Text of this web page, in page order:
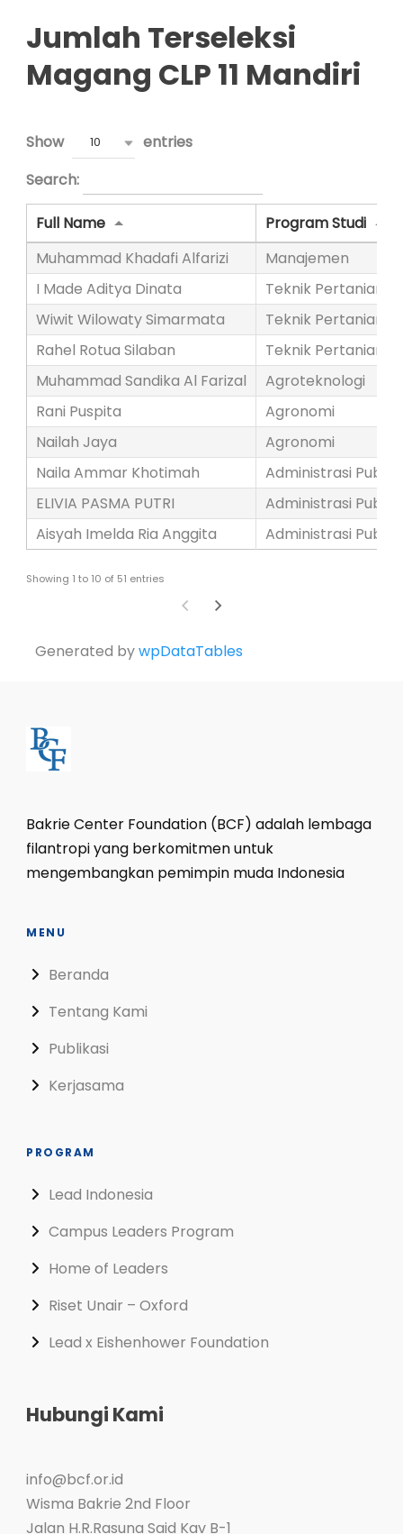
Jumlah Terseleksi
Magang CLP 11 Mandiri
Show 10
entries
Search:
Full Name
Program Studi
Muhammad Khadafi Alfarizi
Manajemen
I Made Aditya Dinata
Teknik Pertanian
Wiwit Wilowaty Simarmata
Teknik Pertanian
Rahel Rotua Silaban
Teknik Pertanian
Muhammad Sandika Al Farizal
Agroteknologi
Rani Puspita
Agronomi
Nailah Jaya
Agronomi
Naila Ammar Khotimah
Administrasi Publik
ELIVIA PASMA PUTRI
Administrasi Publik
Aisyah Imelda Ria Anggita
Administrasi Publik
Showing 1 to 10 of 51 entries
Generated bywpDataTables
Bakrie Center Foundation (BCF) adalah lembaga
filantropi yang berkomitmen untuk
mengembangkan pemimpin muda Indonesia
MENU
Beranda
Tentang Kami
Publikasi
Kerjasama
PROGRAM
Lead Indonesia
Campus Leaders Program
Home of Leaders
Riset Unair – Oxford
Lead x Eishenhower Foundation
Hubungi Kami
info@bcf.or.id
Wisma Bakrie 2nd Floor
Jalan H.R.Rasuna Said Kav B-1